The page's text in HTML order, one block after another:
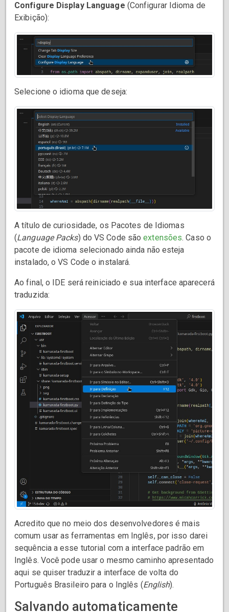
Configure Display Language (Configurar Idioma de
Exibição):
Selecione o idioma que deseja:
A título de curiosidade, os Pacotes de Idiomas
(Language Packs) do VS Code sãoextensões. Caso o
pacote de idioma selecionado ainda não esteja
instalado, o VS Code o instalará.
Ao final, o IDE será reiniciado e sua interface aparecerá
traduzida:
Acredito que no meio dos desenvolvedores é mais
comum usar as ferramentas em Inglês, por isso darei
sequência a esse tutorial com a interface padrão em
Inglês. Você pode usar o mesmo caminho apresentado
aqui se quiser traduzir a interface de volta do
Português Brasileiro para o Inglês (English).
Salvando automaticamente